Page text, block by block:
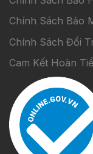
Chính Sách Bảo
Chính Sách Đổi
Cam Kết Hoàn